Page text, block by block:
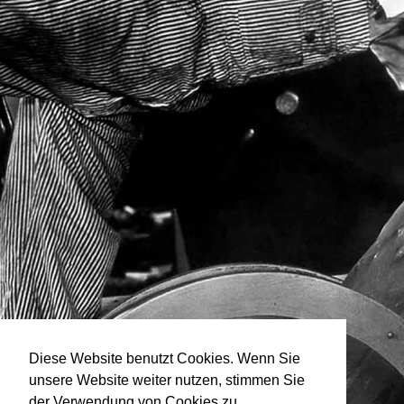
Diese Website benutzt Cookies. Wenn Sie
unsere Website weiter nutzen, stimmen Sie